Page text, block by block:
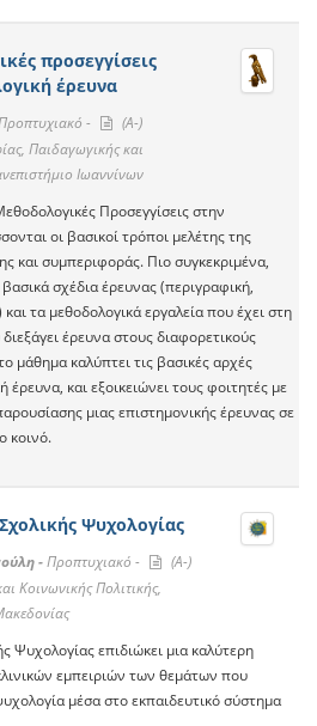
προσεγγίσεις
έρευνα
-
(A-)
Παιδαγωγικής και
Ιωαννίνων
Προσεγγίσεις στην
οι βασικοί τρόποι μελέτης της
και συμπεριφοράς. Πιο συγκεκριμένα,
σχέδια έρευνας (περιγραφική,
και τα μεθοδολογικά εργαλεία που έχει στη
έρευνα στους διαφορετικούς
μάθημα καλύπτει τις βασικές αρχές
και εξοικειώνει τους φοιτητές με
μιας επιστημονικής έρευνας σε
κοινό.
Ψυχολογίας
-Προπτυχιακό -
(A-)
Κοινωνικής Πολιτικής,
Ψυχολογίας επιδιώκει μια καλύτερη
εμπειριών των θεμάτων που
μέσα στο εκπαιδευτικό σύστημα